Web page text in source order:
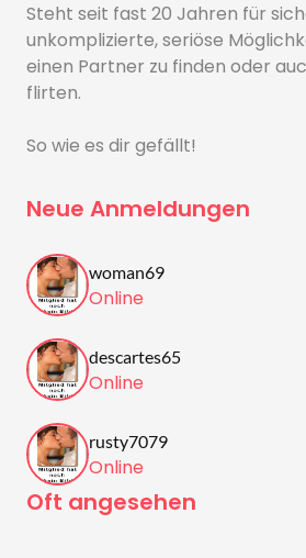
Steht seit fast 20 Jahren für
unkomplizierte, seriöse
einen Partner zu finden oder
flirten.
So wie es dir gefällt!
Neue Anmeldungen
woman69
Online
descartes65
Online
rusty7079
Online
Oft angesehen